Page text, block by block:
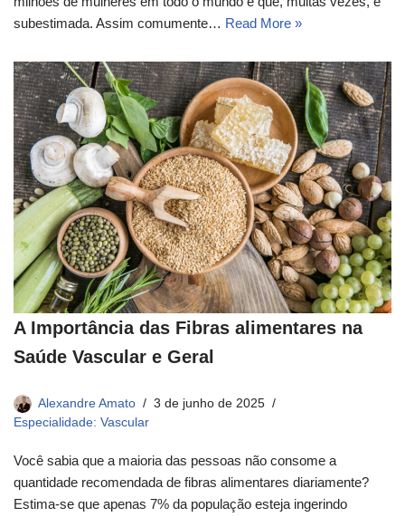
subestimada. Assim comumente… Read More »
A Importância das Fibras alimentares na
Saúde Vascular e Geral
Alexandre Amato
3 de junho de 2025
Especialidade: Vascular
Você sabia que a maioria das pessoas não consome a
quantidade recomendada de fibras alimentares diariamente?
Estima-se que apenas 7% da população esteja ingerindo